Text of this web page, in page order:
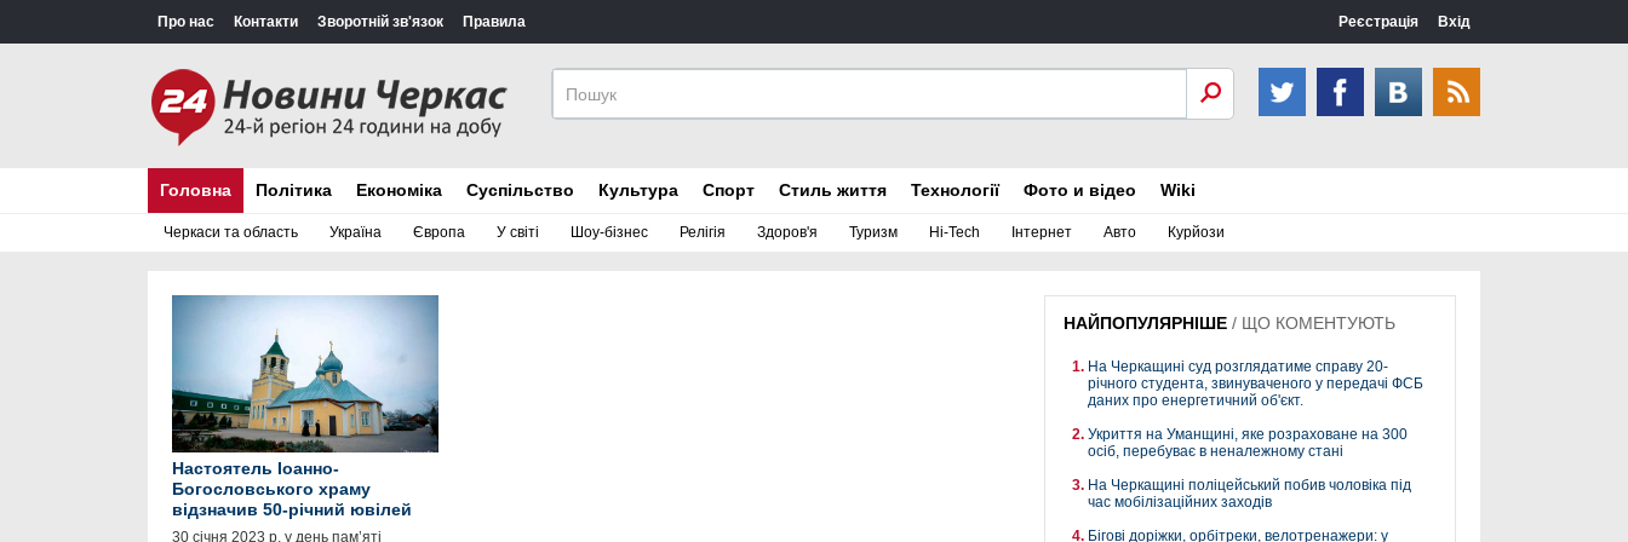
Про нас Контакти Зворотній зв'язок Правила Реєстрація Вхід
Головна
Черкаси та область Україна Європа У світі Шоу-бізнес Релігія Здоров'я Туризм Hi-Tech Інтернет Авто Курйози
Політика Економіка Суспільство Культура Спорт Стиль життя Технології Фото и відео Wiki
Настоятель Іоанно-
Богословського храму
відзначив 50-річний ювілей
30 січня 2023 р, у день пам’яті
НАЙПОПУЛЯРНІШЕ / ЩО КОМЕНТУЮТЬ
На Черкащині суд розглядатиме справу 20-
річного студента, звинуваченого у передачі ФСБ
даних про енергетичний об'єкт.
Укриття на Уманщині, яке розраховане на 300
осіб, перебуває в неналежному стані
На Черкащині поліцейський побив чоловіка під
час мобілізаційних заходів
Бігові доріжки, орбітреки, велотренажери: у